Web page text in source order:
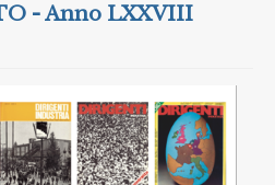
- Anno LXXVIII